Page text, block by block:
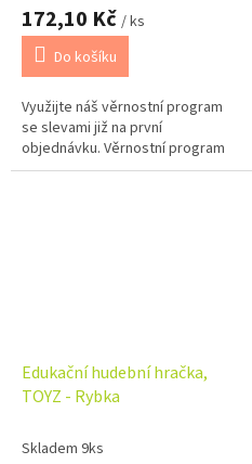
172,10 Kč / ks
Do košíku
Využijte náš věrnostní program
se slevami již na první
objednávku. Věrnostní program
Edukační hudební hračka,
TOYZ - Rybka
Skladem 9ks